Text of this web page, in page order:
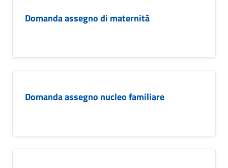
Domanda assegno di maternità
Domanda assegno nucleo familiare